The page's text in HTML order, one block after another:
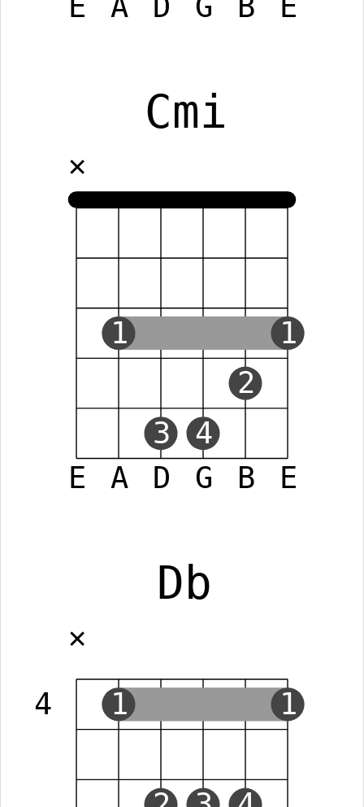
Cmi
E A D G B E
✕
1
3 4
2
1
Db
4
✕
1
1